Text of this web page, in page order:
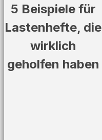
5 Beispiele für
Lastenhefte, die
wirklich
geholfen haben